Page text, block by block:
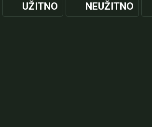
UŽITNO NEUŽITNO